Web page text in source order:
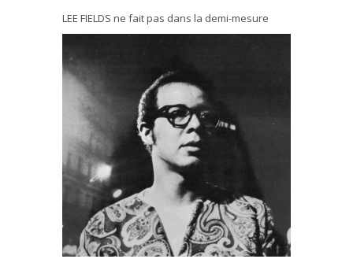
LEE FIELDS ne fait pas dans la demi-mesure